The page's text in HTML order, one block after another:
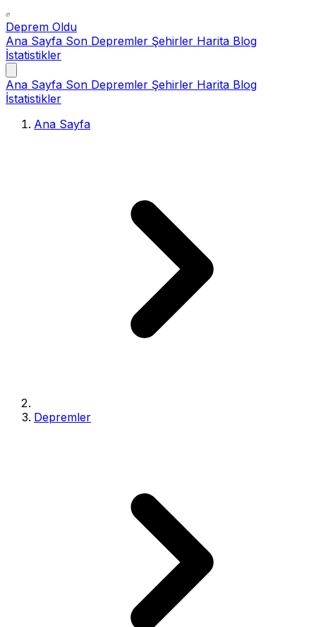
Deprem Oldu
Ana Sayfa Son Depremler Şehirler Harita Blog
İstatistikler
Ana Sayfa Son Depremler Şehirler Harita Blog
İstatistikler
Ana Sayfa
Depremler